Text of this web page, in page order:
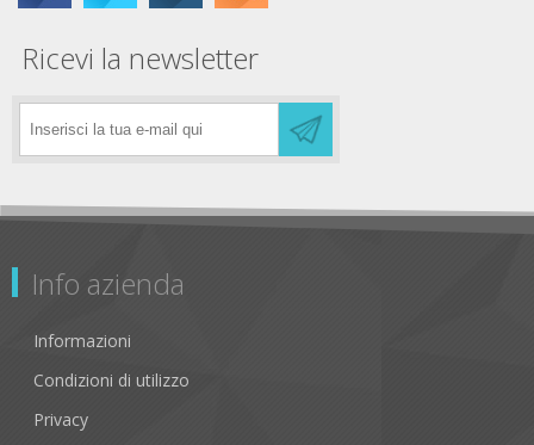
Ricevi la newsletter
Info azienda
Informazioni
Condizioni di utilizzo
Privacy